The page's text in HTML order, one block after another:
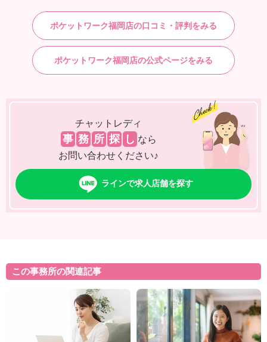
ポケットワーク福岡店の口コミ・評判をみる
ポケットワーク福岡店の公式ページをみる
チャットレディ
事 務 所 探 し なら
お問い合わせください♪
ラインで求人店舗を探す
この事務所の関連記事